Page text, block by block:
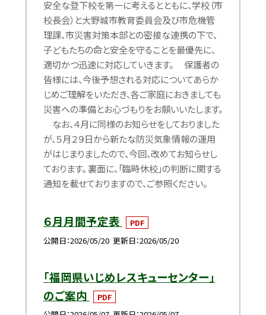
安全な登下校を第一に考えるとともに、学校（市
校長会）と大野城市教育委員会及び市危機管
理課、市災害対策本部との密接な連携の下で、
子どもたちの命と安全を守ることを最優先に、
適切かつ迅速に対応していきます。 保護者の
皆様には、今後予想される対応についてあらか
じめご理解をいただき、各ご家庭におきましても
災害への準備とお心づもりをお願いいたします。
なお、４月に同様のお知らせをしておりました
が、５月２９日から新たな防災気象情報の運用
がはじまりましたので、今回、改めてお知らせし
ております。 裏面に、「臨時休校」の判断に関する
通知を載せておりますので、ご参照ください。
６月月間予定表
PDF
公開日 2026/05/20 更新日 2026/05/20
「福岡県いじめレスキューセンター」
のご案内
PDF